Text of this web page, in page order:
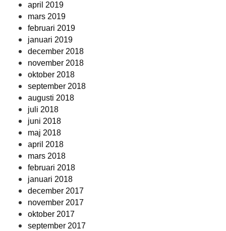
april 2019
mars 2019
februari 2019
januari 2019
december 2018
november 2018
oktober 2018
september 2018
augusti 2018
juli 2018
juni 2018
maj 2018
april 2018
mars 2018
februari 2018
januari 2018
december 2017
november 2017
oktober 2017
september 2017